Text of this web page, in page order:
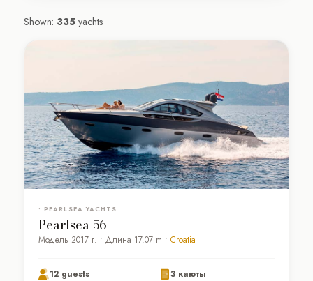
Shown: 335 yachts
• PEARLSEA YACHTS
Pearlsea 56
Модель 2017 г. • Длина 17.07 m • Croatia
12 guests 3 каюты